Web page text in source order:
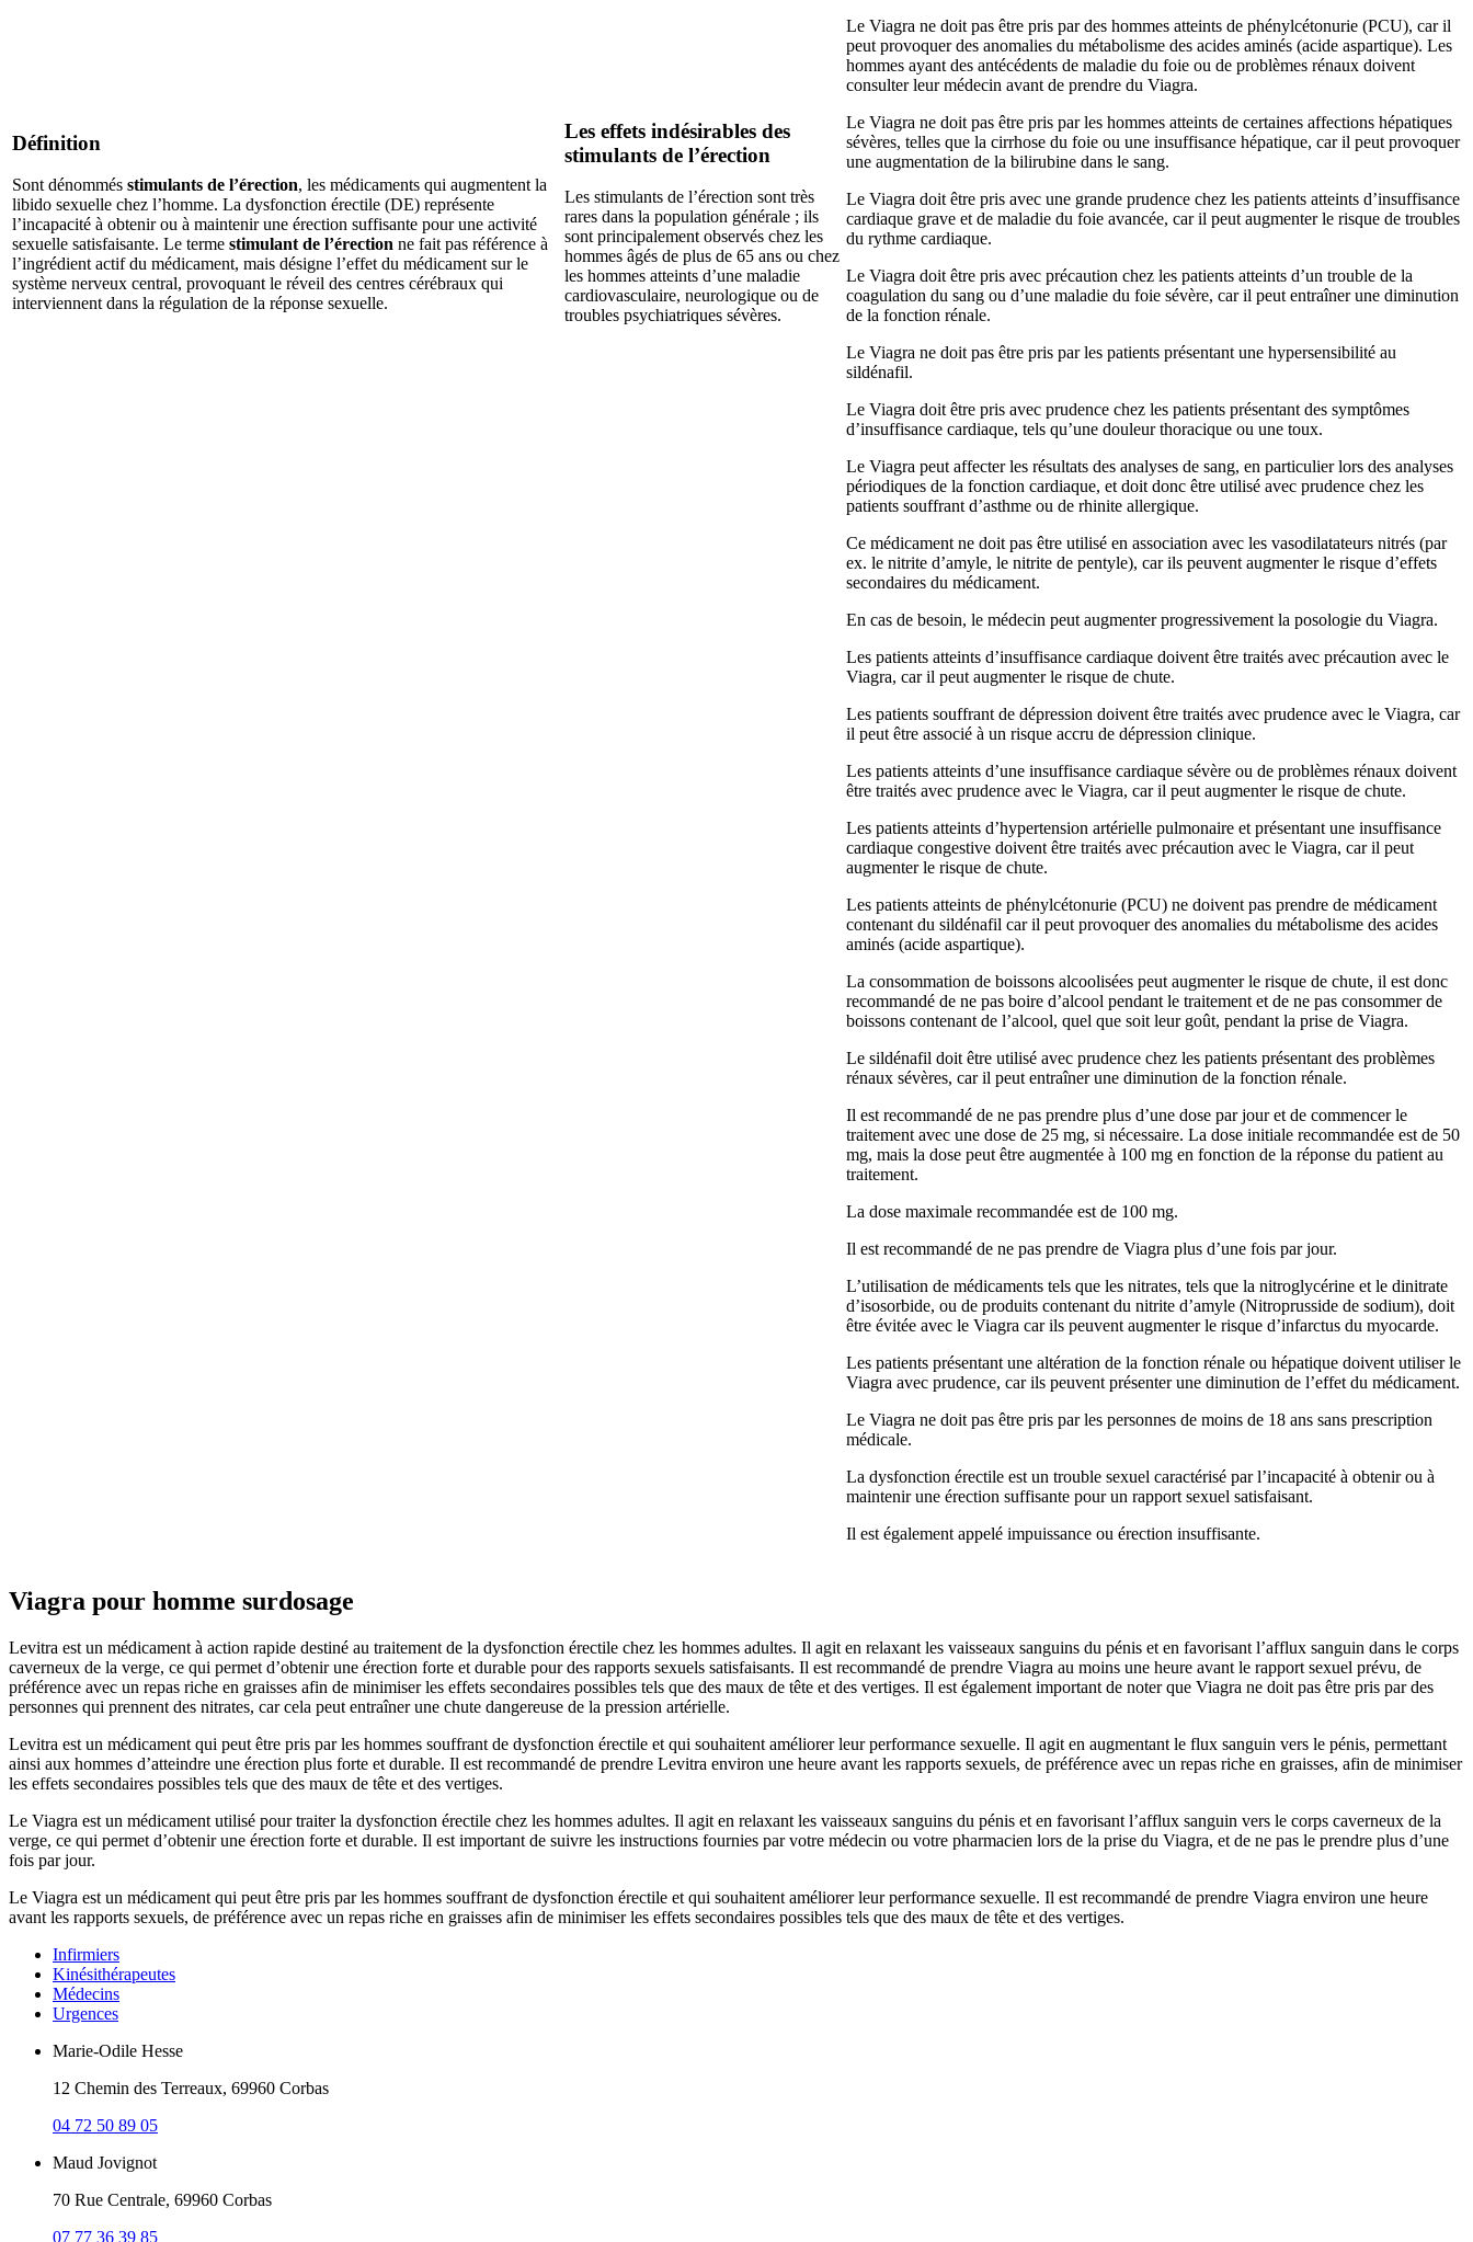
Définition
Sont dénommés stimulants de l’érection, les médicaments qui augmentent la
libido sexuelle chez l’homme. La dysfonction érectile (DE) représente
l’incapacité à obtenir ou à maintenir une érection suffisante pour une activité
sexuelle satisfaisante. Le terme stimulant de l’érection ne fait pas référence à
l’ingrédient actif du médicament, mais désigne l’effet du médicament sur le
système nerveux central, provoquant le réveil des centres cérébraux qui
interviennent dans la régulation de la réponse sexuelle.
Les effets indésirables des
stimulants de l’érection
Les stimulants de l’érection sont très
rares dans la population générale ; ils
sont principalement observés chez les
hommes âgés de plus de 65 ans ou chez
les hommes atteints d’une maladie
cardiovasculaire, neurologique ou de
troubles psychiatriques sévères.
Le Viagra ne doit pas être pris par des hommes atteints de phénylcétonurie (PCU), car il
peut provoquer des anomalies du métabolisme des acides aminés (acide aspartique). Les
hommes ayant des antécédents de maladie du foie ou de problèmes rénaux doivent
consulter leur médecin avant de prendre du Viagra.
Le Viagra ne doit pas être pris par les hommes atteints de certaines affections hépatiques
sévères, telles que la cirrhose du foie ou une insuffisance hépatique, car il peut provoquer
une augmentation de la bilirubine dans le sang.
Le Viagra doit être pris avec une grande prudence chez les patients atteints d’insuffisance
cardiaque grave et de maladie du foie avancée, car il peut augmenter le risque de troubles
du rythme cardiaque.
Le Viagra doit être pris avec précaution chez les patients atteints d’un trouble de la
coagulation du sang ou d’une maladie du foie sévère, car il peut entraîner une diminution
de la fonction rénale.
Le Viagra ne doit pas être pris par les patients présentant une hypersensibilité au
sildénafil.
Le Viagra doit être pris avec prudence chez les patients présentant des symptômes
d’insuffisance cardiaque, tels qu’une douleur thoracique ou une toux.
Le Viagra peut affecter les résultats des analyses de sang, en particulier lors des analyses
périodiques de la fonction cardiaque, et doit donc être utilisé avec prudence chez les
patients souffrant d’asthme ou de rhinite allergique.
Ce médicament ne doit pas être utilisé en association avec les vasodilatateurs nitrés (par
ex. le nitrite d’amyle, le nitrite de pentyle), car ils peuvent augmenter le risque d’effets
secondaires du médicament.
En cas de besoin, le médecin peut augmenter progressivement la posologie du Viagra.
Les patients atteints d’insuffisance cardiaque doivent être traités avec précaution avec le
Viagra, car il peut augmenter le risque de chute.
Les patients souffrant de dépression doivent être traités avec prudence avec le Viagra, car
il peut être associé à un risque accru de dépression clinique.
Les patients atteints d’une insuffisance cardiaque sévère ou de problèmes rénaux doivent
être traités avec prudence avec le Viagra, car il peut augmenter le risque de chute.
Les patients atteints d’hypertension artérielle pulmonaire et présentant une insuffisance
cardiaque congestive doivent être traités avec précaution avec le Viagra, car il peut
augmenter le risque de chute.
Les patients atteints de phénylcétonurie (PCU) ne doivent pas prendre de médicament
contenant du sildénafil car il peut provoquer des anomalies du métabolisme des acides
aminés (acide aspartique).
La consommation de boissons alcoolisées peut augmenter le risque de chute, il est donc
recommandé de ne pas boire d’alcool pendant le traitement et de ne pas consommer de
boissons contenant de l’alcool, quel que soit leur goût, pendant la prise de Viagra.
Le sildénafil doit être utilisé avec prudence chez les patients présentant des problèmes
rénaux sévères, car il peut entraîner une diminution de la fonction rénale.
Il est recommandé de ne pas prendre plus d’une dose par jour et de commencer le
traitement avec une dose de 25 mg, si nécessaire. La dose initiale recommandée est de 50
mg, mais la dose peut être augmentée à 100 mg en fonction de la réponse du patient au
traitement.
La dose maximale recommandée est de 100 mg.
Il est recommandé de ne pas prendre de Viagra plus d’une fois par jour.
L’utilisation de médicaments tels que les nitrates, tels que la nitroglycérine et le dinitrate
d’isosorbide, ou de produits contenant du nitrite d’amyle (Nitroprusside de sodium), doit
être évitée avec le Viagra car ils peuvent augmenter le risque d’infarctus du myocarde.
Les patients présentant une altération de la fonction rénale ou hépatique doivent utiliser le
Viagra avec prudence, car ils peuvent présenter une diminution de l’effet du médicament.
Le Viagra ne doit pas être pris par les personnes de moins de 18 ans sans prescription
médicale.
La dysfonction érectile est un trouble sexuel caractérisé par l’incapacité à obtenir ou à
maintenir une érection suffisante pour un rapport sexuel satisfaisant.
Il est également appelé impuissance ou érection insuffisante.
Viagra pour homme surdosage
Levitra est un médicament à action rapide destiné au traitement de la dysfonction érectile chez les hommes adultes. Il agit en relaxant les vaisseaux sanguins du pénis et en favorisant l’afflux sanguin dans le corps
caverneux de la verge, ce qui permet d’obtenir une érection forte et durable pour des rapports sexuels satisfaisants. Il est recommandé de prendre Viagra au moins une heure avant le rapport sexuel prévu, de
préférence avec un repas riche en graisses afin de minimiser les effets secondaires possibles tels que des maux de tête et des vertiges. Il est également important de noter que Viagra ne doit pas être pris par des
personnes qui prennent des nitrates, car cela peut entraîner une chute dangereuse de la pression artérielle.
Levitra est un médicament qui peut être pris par les hommes souffrant de dysfonction érectile et qui souhaitent améliorer leur performance sexuelle. Il agit en augmentant le flux sanguin vers le pénis, permettant
ainsi aux hommes d’atteindre une érection plus forte et durable. Il est recommandé de prendre Levitra environ une heure avant les rapports sexuels, de préférence avec un repas riche en graisses, afin de minimiser
les effets secondaires possibles tels que des maux de tête et des vertiges.
Le Viagra est un médicament utilisé pour traiter la dysfonction érectile chez les hommes adultes. Il agit en relaxant les vaisseaux sanguins du pénis et en favorisant l’afflux sanguin vers le corps caverneux de la
verge, ce qui permet d’obtenir une érection forte et durable. Il est important de suivre les instructions fournies par votre médecin ou votre pharmacien lors de la prise du Viagra, et de ne pas le prendre plus d’une
fois par jour.
Le Viagra est un médicament qui peut être pris par les hommes souffrant de dysfonction érectile et qui souhaitent améliorer leur performance sexuelle. Il est recommandé de prendre Viagra environ une heure
avant les rapports sexuels, de préférence avec un repas riche en graisses afin de minimiser les effets secondaires possibles tels que des maux de tête et des vertiges.
Infirmiers
Kinésithérapeutes
Médecins
Urgences
Marie-Odile Hesse
12 Chemin des Terreaux, 69960 Corbas
04 72 50 89 05
Maud Jovignot
70 Rue Centrale, 69960 Corbas
07 77 36 39 85